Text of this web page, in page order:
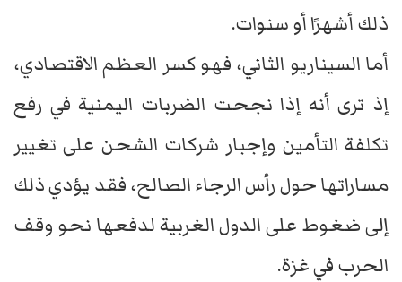
ذلك أشهرًا أو سنوات.
أما السيناريو الثاني، فهو كسر العظم الاقتصادي،
إذ ترى أنه إذا نجحت الضربات اليمنية في رفع
تكلفة التأمين وإجبار شركات الشحن على تغيير
مساراتها حول رأس الرجاء الصالح، فقد يؤدي ذلك
إلى ضغوط على الدول الغربية لدفعها نحو وقف
الحرب في غزة.